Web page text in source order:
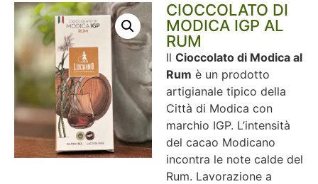
CIOCCOLATO DI
MODICA IGP AL
RUM
Il Cioccolato di Modica al
Rum è un prodotto
artigianale tipico della
Città di Modica con
marchio IGP. L’intensità
del cacao Modicano
incontra le note calde del
Rum. Lavorazione a